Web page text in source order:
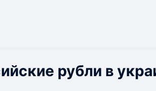
рубли в